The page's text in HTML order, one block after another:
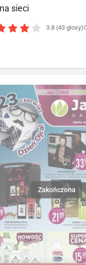
sieci
3.8 (43 głosy)